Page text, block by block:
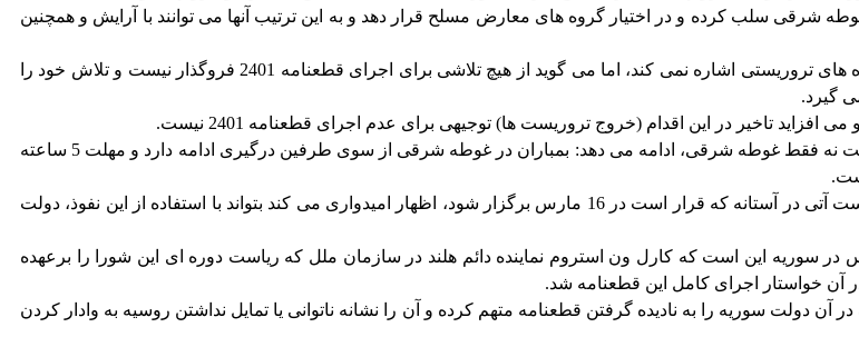
سلب کرده و در اختیار گروه های معارض مسلح قرار دهد و به این ترتیب آنها می توانند با آرایش و همچنین
اگرچه او به چرایی ایجاد چنین معضل و ماهیت ایدئولوژی و همچنین لجستیکی این گروه های تروریستی اشاره نمی کند، اما می گوید از هیچ تلاشی برای اجرای قطعنامه 2401 فروگذار نیست و تلاش خود را
گیرد.
تاخیر در این اقدام (خروج تروریست ها) توجیهی برای عدم اجرای قطعنامه 2401 نیست.
دی میستورا با بیان این که به یاد داشته باشیم قطعنامه 2401 مربوط به همه سوریه است نه فقط غوطه شرقی، ادامه می دهد: بمباران در غوطه شرقی از سوی طرفین درگیری ادامه دارد و مهلت 5 ساعته
وی در این نشست به تاثیر روسیه بر دولت سوریه هم اشاره می کند و با نگاهی به نشست آتی در آستانه که قرار است در 16 مارس برگزار شود، اظهار امیدواری می کند بتواند با استفاده از این نفوذ، دولت
سوریه این است که کارل ون استروم نماینده دائم هلند در سازمان ملل که ریاست دوره ای این شورا را برعهده
آن خواستار اجرای کامل این قطعنامه شد.
آن دولت سوریه را به نادیده گرفتن قطعنامه متهم کرده و آن را نشانه ناتوانی یا تمایل نداشتن روسیه به وادار کردن